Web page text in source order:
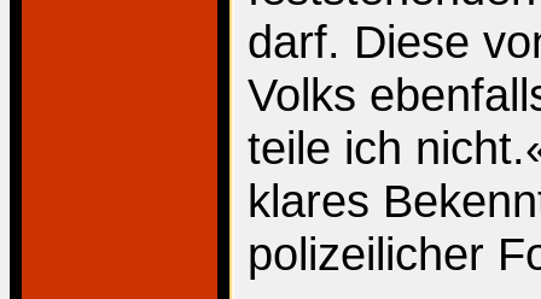
darf. Diese
Volks
teile ich
klares
polizeilicher